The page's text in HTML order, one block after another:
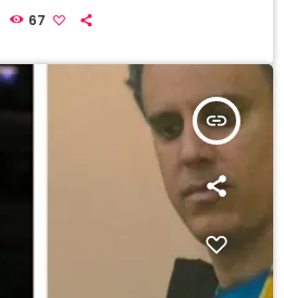
67
insert_link